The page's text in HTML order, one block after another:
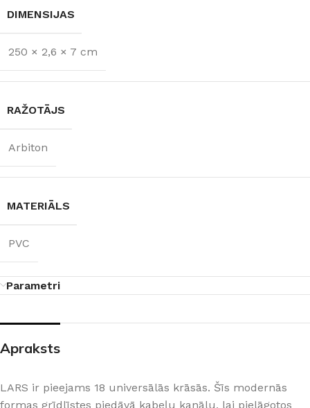
DIMENSIJAS
250 × 2,6 × 7 cm
RAŽOTĀJS
Arbiton
MATERIĀLS
PVC
Parametri
Apraksts
LARS ir pieejams 18 universālās krāsās. Šīs modernās
formas grīdlīstes piedāvā kabeļu kanālu, lai pielāgotos